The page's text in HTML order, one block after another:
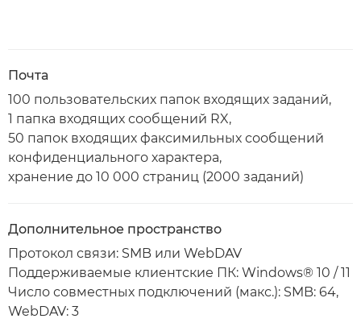
Почта
100 пользовательских папок входящих заданий,
1 папка входящих сообщений RX,
50 папок входящих факсимильных сообщений
конфиденциального характера,
хранение до 10 000 страниц (2000 заданий)
Дополнительное пространство
Протокол связи: SMB или WebDAV
Поддерживаемые клиентские ПК: Windows® 10 / 11
Число совместных подключений (макс.): SMB: 64,
WebDAV: 3